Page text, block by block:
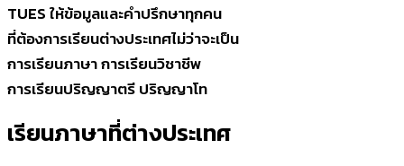
TUES ให้ข้อมูลและคำปรึกษาทุกคน
ที่ต้องการเรียนต่างประเทศไม่ว่าจะเป็น
การเรียนภาษา การเรียนวิชาชีพ
การเรียนปริญญาตรี ปริญญาโท
เรียนภาษาที่ต่างประเทศ